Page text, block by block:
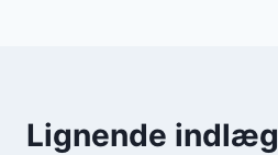
Lignende indlæg